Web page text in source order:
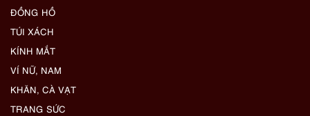
ĐỒNG HỒ
TÚI XÁCH
KÍNH MẮT
VÍ NỮ, NAM
KHĂN, CÀ VẠT
TRANG SỨC